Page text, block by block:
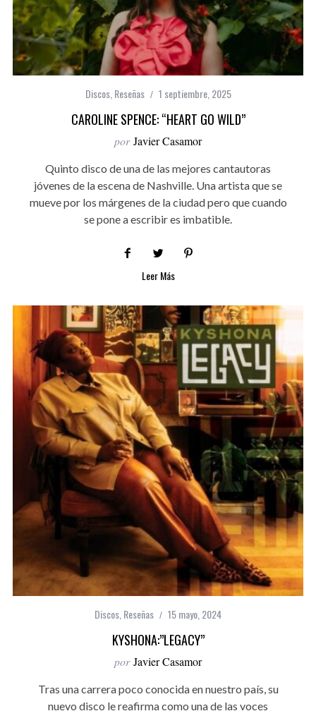
Discos, Reseñas 1 septiembre, 2025
CAROLINE SPENCE: “HEART GO WILD”
por Javier Casamor
Quinto disco de una de las mejores cantautoras
jóvenes de la escena de Nashville. Una artista que se
mueve por los márgenes de la ciudad pero que cuando
se pone a escribir es imbatible.
Leer Más
Discos Reseñas 15 mayo, 2024
KYSHONA:”LEGACY”
por Javier Casamor
Tras una carrera poco conocida en nuestro país, su
nuevo disco le reafirma como una de las voces